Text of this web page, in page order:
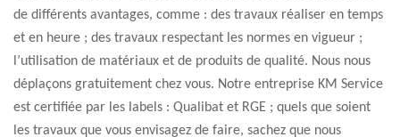
de différents avantages, comme : des travaux réaliser en temps
et en heure ; des travaux respectant les normes en vigueur ;
l’utilisation de matériaux et de produits de qualité. Nous nous
déplaçons gratuitement chez vous. Notre entreprise KM Service
est certifiée par les labels : Qualibat et RGE ; quels que soient
les travaux que vous envisagez de faire, sachez que nous